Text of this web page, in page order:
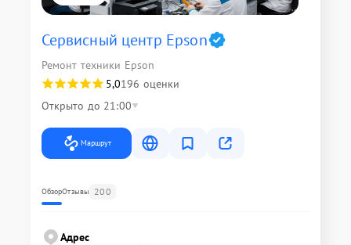
Сервисный центр Epson
Ремонт техники Epson
5,0196 оценки
Открыто до 21:00
Маршрут
ОбзорОтзывы 200
Адрес